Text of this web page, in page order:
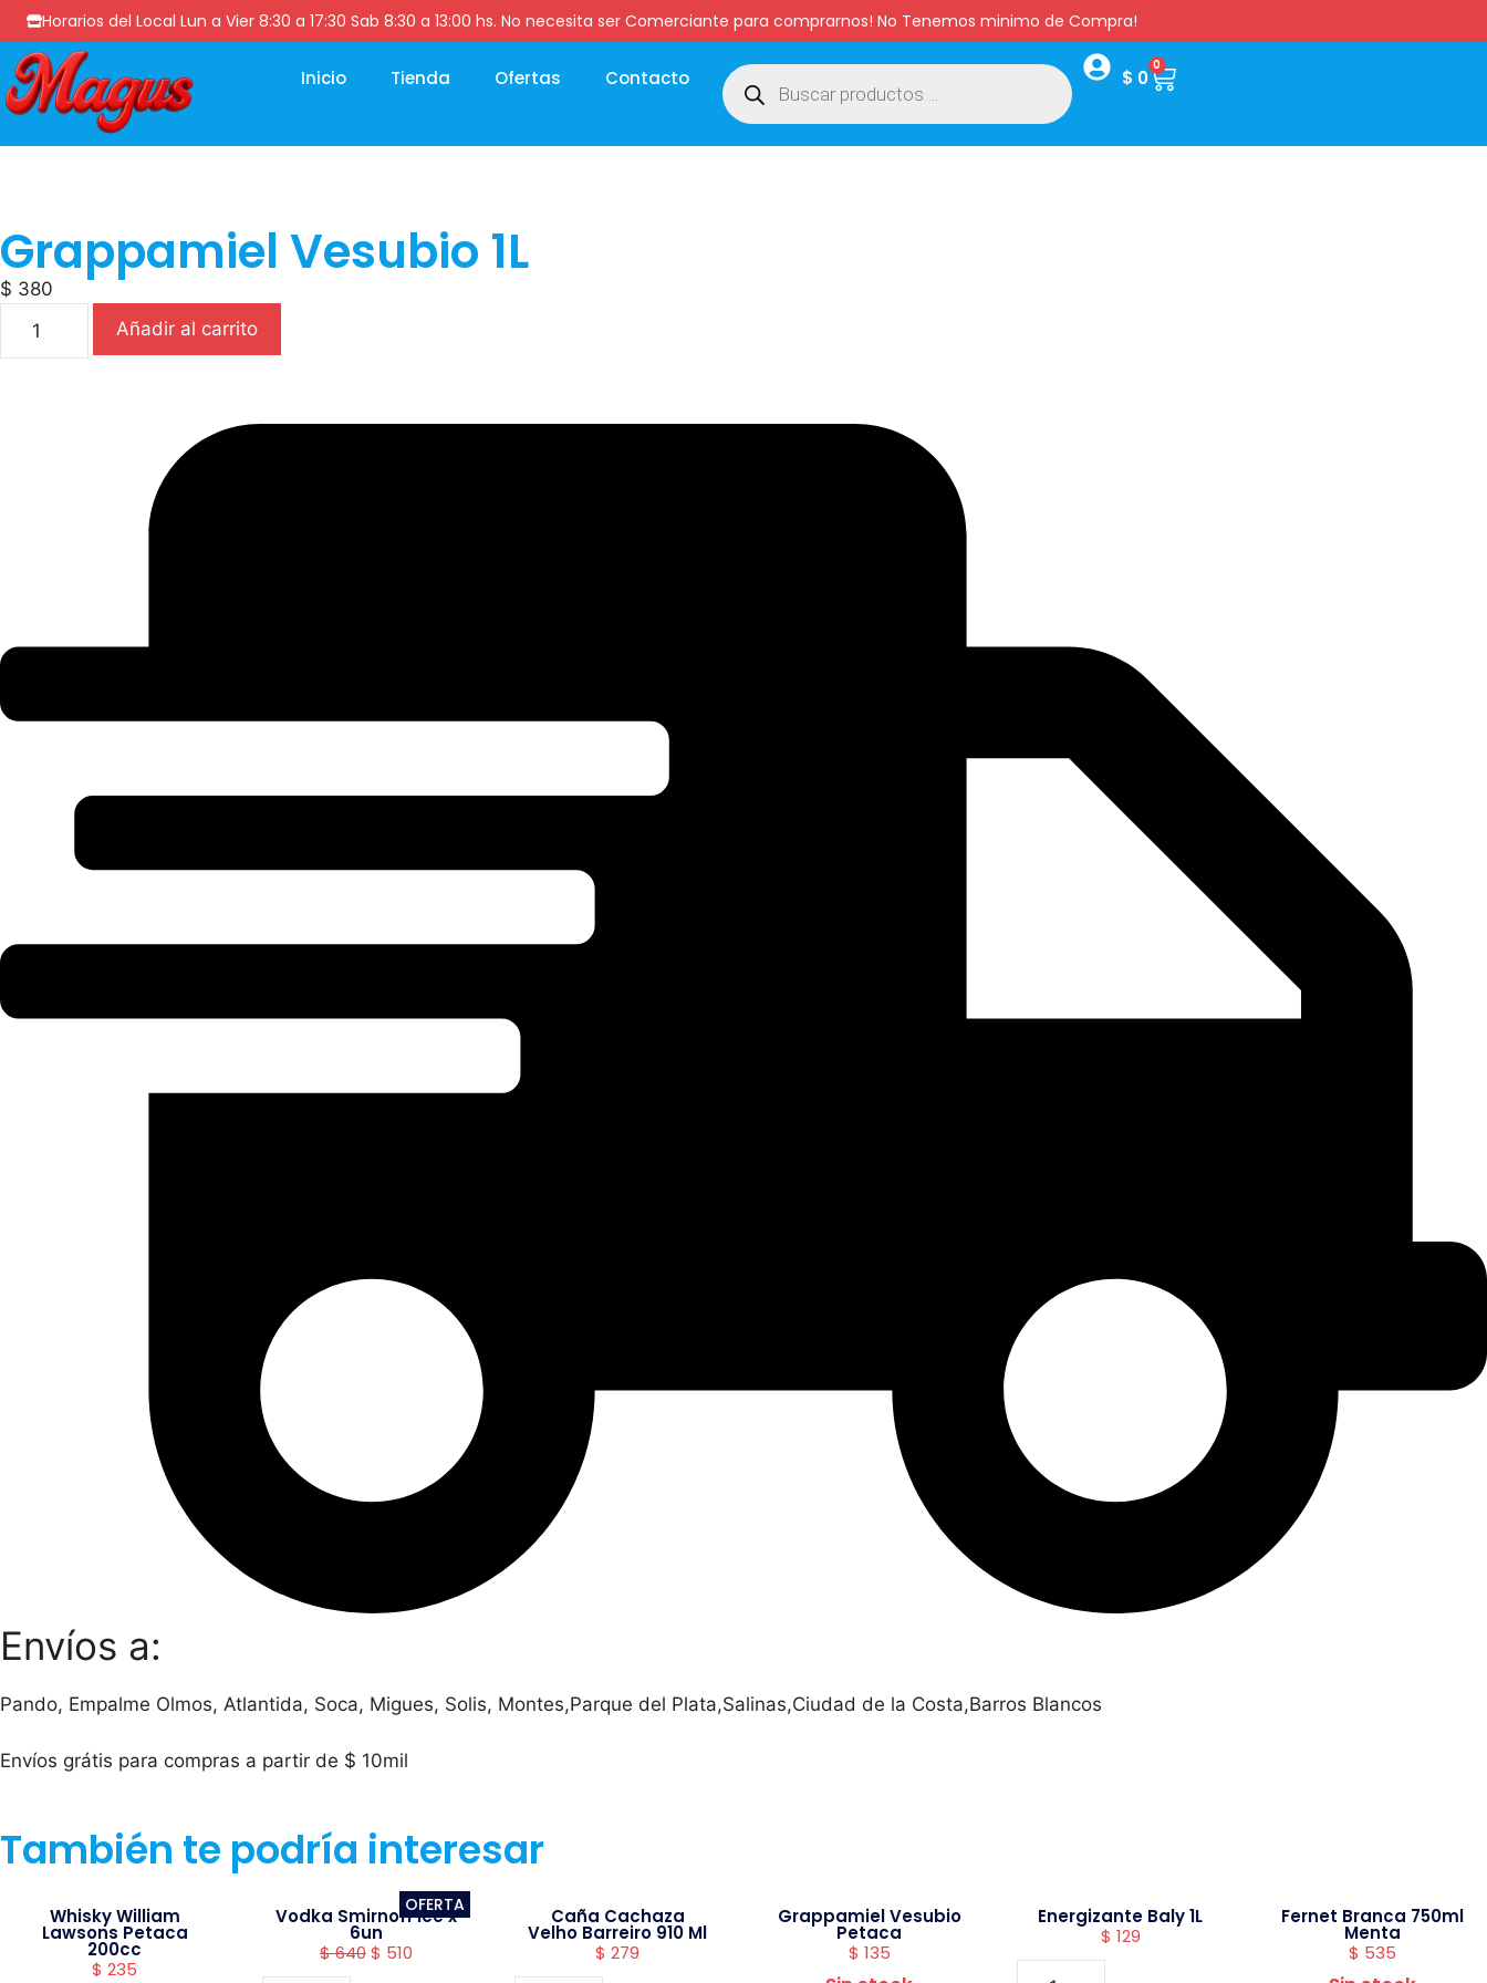
Horarios del Local Lun a Vier 8:30 a 17:30 Sab 8:30 a 13:00 hs. No necesita ser Comerciante para comprarnos! No Tenemos minimo de Compra!
Inicio Tienda Ofertas Contacto $ 0
0
Grappamiel Vesubio 1L
$ 380
Añadir al carrito
Envíos a:
Pando, Empalme Olmos, Atlantida, Soca, Migues, Solis, Montes,Parque del Plata,Salinas,Ciudad de la Costa,Barros Blancos
Envíos grátis para compras a partir de $ 10mil
También te podría interesar
Whisky William
Lawsons Petaca
200cc
$ 235
OFERTA
Vodka Smirnoff ice x
6un
$640$ 510
Caña Cachaza
Velho Barreiro 910 Ml
$ 279
Grappamiel Vesubio
Petaca
$ 135
Energizante Baly 1L
$ 129
Fernet Branca 750ml
Menta
$ 535